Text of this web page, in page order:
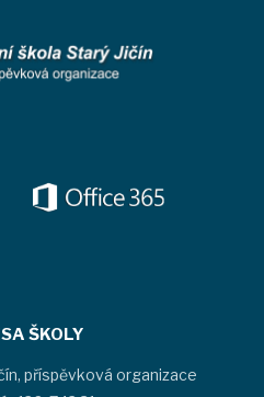
ŠKOLY
příspěvková organizace